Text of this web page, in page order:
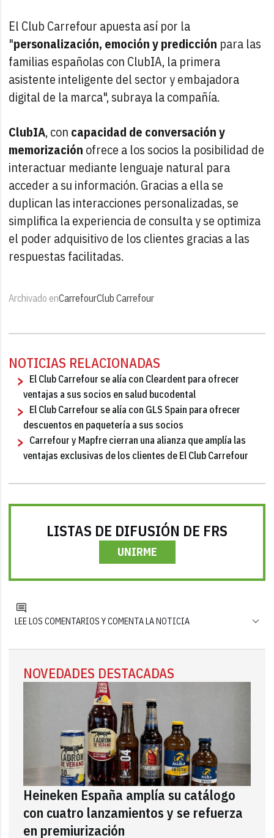
El Club Carrefour apuesta así por la
"personalización, emoción y predicción para las
familias españolas con ClubIA, la primera
asistente inteligente del sector y embajadora
digital de la marca", subraya la compañía.
ClubIA, con capacidad de conversación y
memorización ofrece a los socios la posibilidad de
interactuar mediante lenguaje natural para
acceder a su información. Gracias a ella se
duplican las interacciones personalizadas, se
simplifica la experiencia de consulta y se optimiza
el poder adquisitivo de los clientes gracias a las
respuestas facilitadas.
Archivado enCarrefourClub Carrefour
NOTICIAS RELACIONADAS
El Club Carrefour se alía con Cleardent para ofrecer
ventajas a sus socios en salud bucodental
El Club Carrefour se alía con GLS Spain para ofrecer
descuentos en paquetería a sus socios
Carrefour y Mapfre cierran una alianza que amplía las
ventajas exclusivas de los clientes de El Club Carrefour
LISTAS DE DIFUSIÓN DE FRS
UNIRME
LEE LOS COMENTARIOS Y COMENTA LA NOTICIA
NOVEDADES DESTACADAS
Heineken España amplía su catálogo
con cuatro lanzamientos y se refuerza
en premiurización